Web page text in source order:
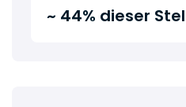
~ 44% dieser